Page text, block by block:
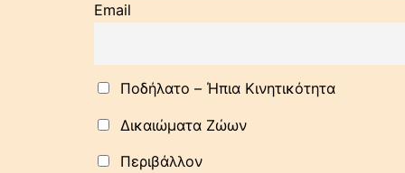
Email
Ποδήλατo – Ήπια Κινητικότητα
Δικαιώματα Ζώων
Περιβάλλον